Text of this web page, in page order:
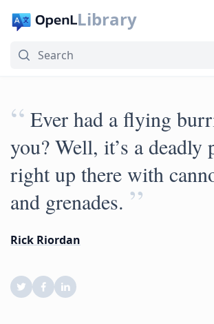
Library
“ Ever had a flying
you? Well, it’s a deadly
right up there with
and grenades. ”
Rick Riordan